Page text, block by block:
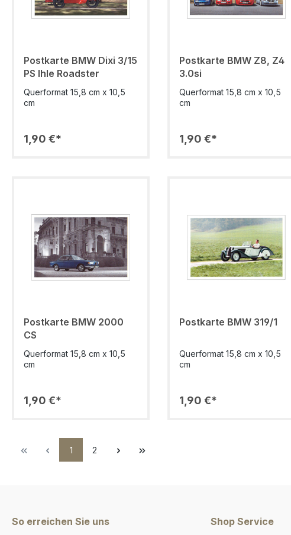
Postkarte BMW Dixi 3/15
PS Ihle Roadster
Querformat 15,8 cm x 10,5
cm
1,90 €*
Postkarte BMW Z8, Z4
3.0si
Querformat 15,8 cm x 10,5
cm
1,90 €*
Postkarte BMW 2000
CS
Querformat 15,8 cm x 10,5
cm
1,90 €*
Postkarte BMW 319/1
Querformat 15,8 cm x 10,5
cm
1,90 €*
1 2
So erreichen Sie uns Shop Service